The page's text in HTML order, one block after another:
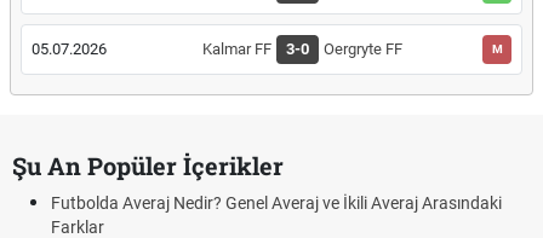
05.07.2026 Kalmar FF 3-0 Oergryte FF M
Şu An Popüler İçerikler
Futbolda Averaj Nedir? Genel Averaj ve İkili Averaj Arasındaki
Farklar